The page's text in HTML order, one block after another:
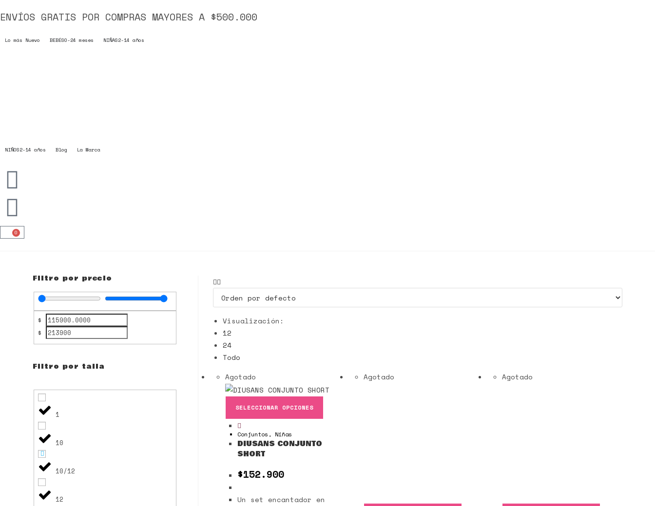
ENVÍOS GRATIS POR COMPRAS MAYORES A $500.000
Lo más Nuevo BEBÉS0-24 meses NIÑAS2-14 años
NIÑOS2-14 años Blog La Marca
0
Visualización:
12
24
Todo
Agotado
SELECCIONAR OPCIONES
Conjuntos , Niñas
DIUSANS CONJUNTO
SHORT
$152.900
Un set encantador en
Agotado Agotado
Filtro por precio
$
$
Filtro por talla
1
10
10/12
12